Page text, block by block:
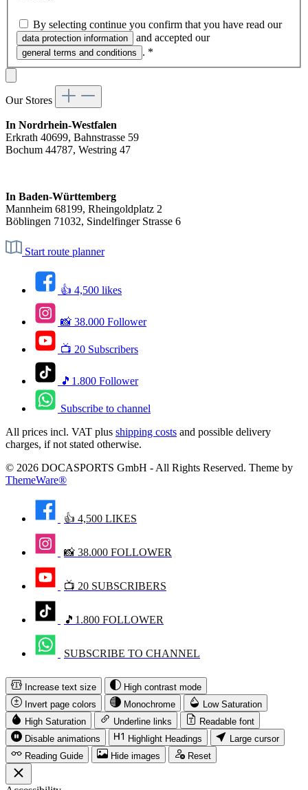
By selecting continue you confirm that you have read our
data protection information and accepted our
general terms and conditions . *
Our Stores
In Nordrhein-Westfalen
Erkrath 40699, Bahnstrasse 59
Bochum 44787, Westring 47
In Baden-Württemberg
Mannheim 68199, Rheingoldplatz 2
Böblingen 71032, Sindelfinger Strasse 6
Start route planner
👍 4,500 likes
📸 38.000 Follower
📺 20 Subscribers
🎵1.800 Follower
Subscribe to channel
All prices incl. VAT plus shipping costs and possible delivery
charges, if not stated otherwise.
© 2026 DOCASPORTS GmbH - All Rights Reserved. Theme by
ThemeWare®
👍 4,500 LIKES
📸 38.000 FOLLOWER
📺 20 SUBSCRIBERS
🎵1.800 FOLLOWER
SUBSCRIBE TO CHANNEL
Increase text size
High contrast mode
Invert page colors
Monochrome
Low Saturation
High Saturation
Underline links
Readable font
Disable animations
Highlight Headings
Large cursor
Reading Guide
Hide images Reset